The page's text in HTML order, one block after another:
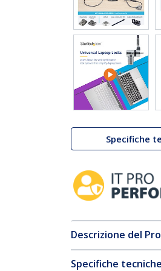
Specifiche
Descrizione del
Specifiche tecniche